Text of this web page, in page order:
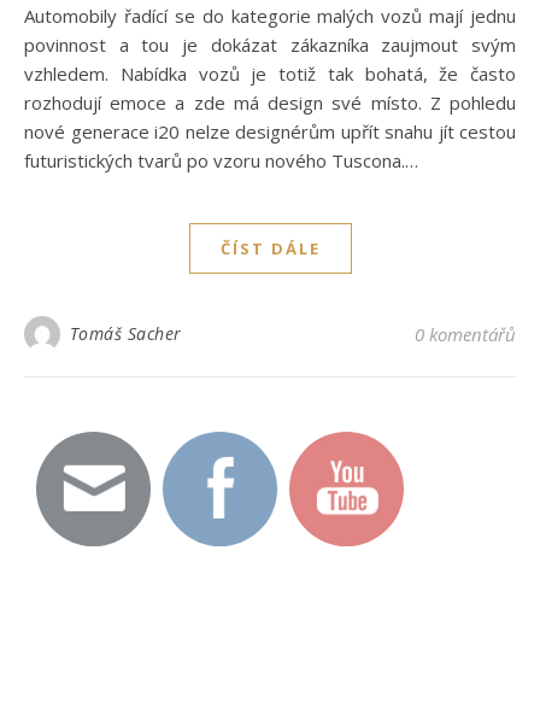
Automobily řadící se do kategorie malých vozů mají jednu
povinnost a tou je dokázat zákazníka zaujmout svým
vzhledem. Nabídka vozů je totiž tak bohatá, že často
rozhodují emoce a zde má design své místo. Z pohledu
nové generace i20 nelze designérům upřít snahu jít cestou
futuristických tvarů po vzoru nového Tuscona.…
ČÍST DÁLE
Tomáš Sacher 0 komentářů